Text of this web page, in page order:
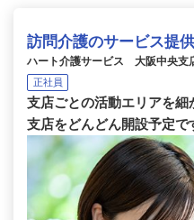
訪問介護のサービス提
ハート介護サービス 大阪中央支
正社員
支店ごとの活動エリアを
支店をどんどん開設予定で